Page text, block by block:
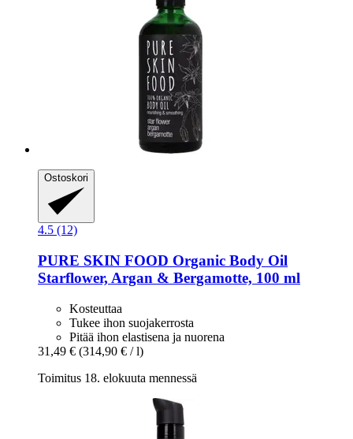
Ostoskori
4.5 (12)
PURE SKIN FOOD Organic Body Oil
Starflower, Argan & Bergamotte, 100 ml
Kosteuttaa
Tukee ihon suojakerrosta
Pitää ihon elastisena ja nuorena
31,49 € (314,90 € / l)
Toimitus 18. elokuuta mennessä